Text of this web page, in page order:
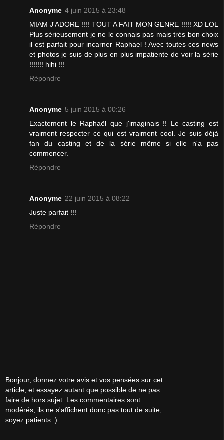
Anonyme 4 juin 2015 à 23:48
MIAM J'ADORE !!!! TOUT A FAIT MON GENRE !!!!! XD LOL
Plus sérieusement je ne le connais pas mais très bon choix
il est parfait pour incarner Raphael ! Avec toutes ces news
et photos je suis de plus en plus impatiente de voir la série
!!!!!!! hihi !!!
Répondre
Anonyme 5 juin 2015 à 00:26
Exactement le Raphaël que j'imaginais !! Le casting est
vraiment respecter ce qui est vraiment cool. Je suis déjà
fan du casting et de la série même si elle n'a pas
commencer.
Répondre
Anonyme 22 juin 2015 à 08:22
Juste parfait !!!
Répondre
Bonjour, donnez votre avis et vos pensées sur cet
article, et essayez autant que possible de ne pas
faire de hors sujet. Les commentaires sont
modérés, ils ne s'affichent donc pas tout de suite,
soyez patients :)